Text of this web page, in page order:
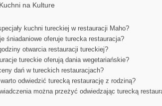
na Kulture
kuchni tureckiej w restauracji Maho?
śniadaniowe oferuje turecka restauracja?
otwarcia restauracji tureckiej?
tureckie oferują dania wegetariańskie?
dań w tureckich restauracjach?
odwiedzić turecką restaurację z rodziną?
można przeżyć odwiedzając turecką